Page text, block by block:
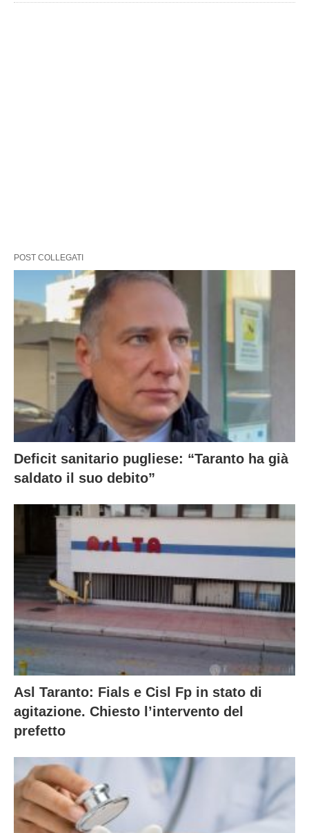
POST COLLEGATI
Deficit sanitario pugliese: “Taranto ha già
saldato il suo debito”
Asl Taranto: Fials e Cisl Fp in stato di
agitazione. Chiesto l’intervento del
prefetto